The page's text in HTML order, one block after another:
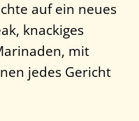
auf ein neues
knackiges
mit
jedes Gericht